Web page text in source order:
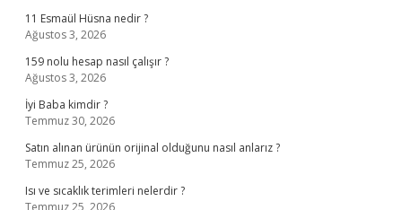
11 Esmaül Hüsna nedir ?
Ağustos 3, 2026
159 nolu hesap nasıl çalışır ?
Ağustos 3, 2026
İyi Baba kimdir ?
Temmuz 30, 2026
Satın alınan ürünün orijinal olduğunu nasıl anlarız ?
Temmuz 25, 2026
Isı ve sıcaklık terimleri nelerdir ?
Temmuz 25, 2026